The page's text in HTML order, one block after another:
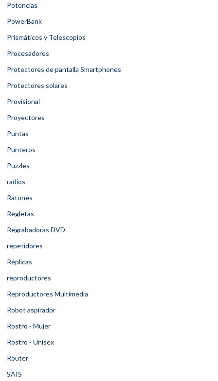
Potencias
PowerBank
Prismáticos y Telescopios
Procesadores
Protectores de pantalla Smartphones
Protectores solares
Provisional
Proyectores
Puntas
Punteros
Puzzles
radios
Ratones
Regletas
Regrabadoras DVD
repetidores
Réplicas
reproductores
Reproductores Multimedia
Robot aspirador
Rostro - Mujer
Rostro - Unisex
Router
SAIS